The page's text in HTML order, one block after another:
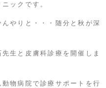
ックです。
やりと・・・随分と秋が深
生と皮膚科診療を開催しま
物病院で診療サポートを行